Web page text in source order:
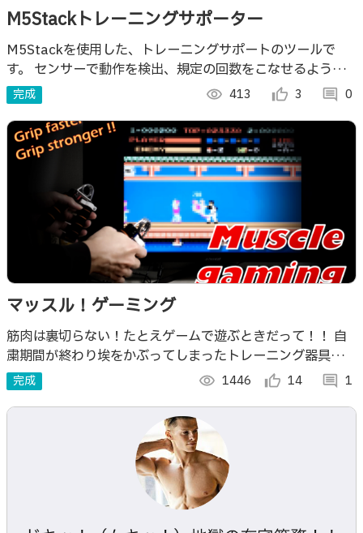
M5Stackトレーニングサポーター
M5Stackを使用した、トレーニングサポートのツールで
す。 センサーで動作を検出、規定の回数をこなせるようサ
ポートします。
完成 visibility 413 thumb_up_alt 3 comment 0
マッスル！ゲーミング
筋肉は裏切らない！たとえゲームで遊ぶときだって！！ 自
粛期間が終わり埃をかぶってしまったトレーニング器具を
「ゲームをするだけでトレーニングできるゲームコントロー
ラー」へと仕立て直しました．
完成 visibility 1446 thumb_up_alt 14 comment 1